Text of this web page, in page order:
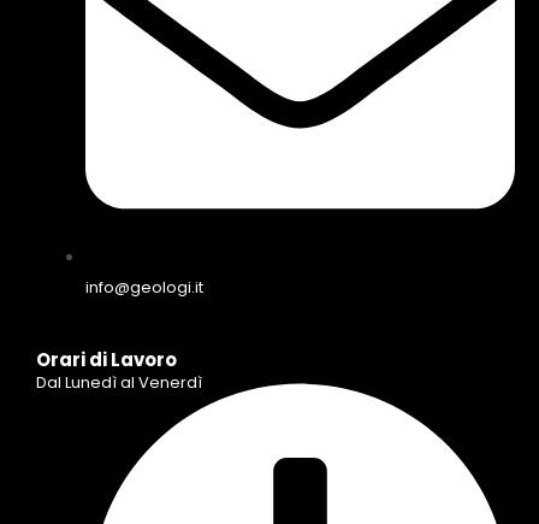
info@geologi.it
Orari di Lavoro
Dal Lunedì al Venerdì